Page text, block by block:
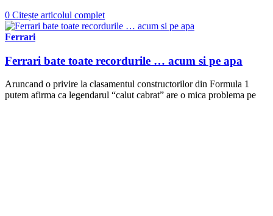
0 Citește articolul complet
Ferrari
Ferrari bate toate recordurile … acum si pe apa
Aruncand o privire la clasamentul constructorilor din Formula 1
putem afirma ca legendarul “calut cabrat” are o mica problema pe